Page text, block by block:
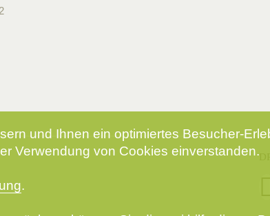
und Ihnen ein optimiertes Besucher-
Verwendung von Cookies einverstanden.
.